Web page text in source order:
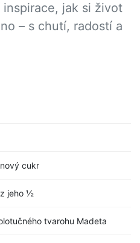
jak si život
– s chutí, radostí a
cukr
z jeho ½
tvarohu Madeta